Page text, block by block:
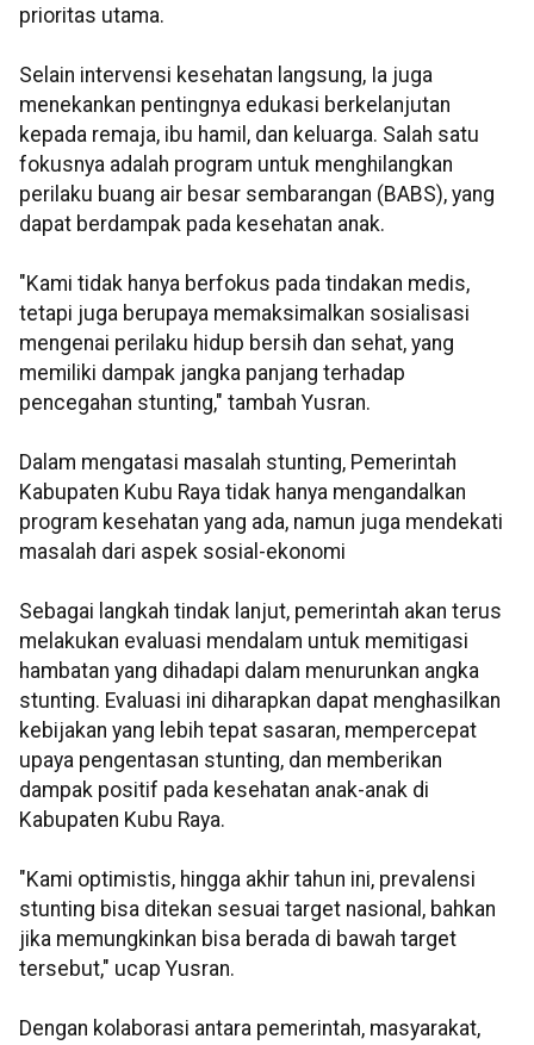
prioritas utama.
Selain intervensi kesehatan langsung, Ia juga
menekankan pentingnya edukasi berkelanjutan
kepada remaja, ibu hamil, dan keluarga. Salah satu
fokusnya adalah program untuk menghilangkan
perilaku buang air besar sembarangan (BABS), yang
dapat berdampak pada kesehatan anak.
"Kami tidak hanya berfokus pada tindakan medis,
tetapi juga berupaya memaksimalkan sosialisasi
mengenai perilaku hidup bersih dan sehat, yang
memiliki dampak jangka panjang terhadap
pencegahan stunting," tambah Yusran.
Dalam mengatasi masalah stunting, Pemerintah
Kabupaten Kubu Raya tidak hanya mengandalkan
program kesehatan yang ada, namun juga mendekati
masalah dari aspek sosial-ekonomi
Sebagai langkah tindak lanjut, pemerintah akan terus
melakukan evaluasi mendalam untuk memitigasi
hambatan yang dihadapi dalam menurunkan angka
stunting. Evaluasi ini diharapkan dapat menghasilkan
kebijakan yang lebih tepat sasaran, mempercepat
upaya pengentasan stunting, dan memberikan
dampak positif pada kesehatan anak-anak di
Kabupaten Kubu Raya.
"Kami optimistis, hingga akhir tahun ini, prevalensi
stunting bisa ditekan sesuai target nasional, bahkan
jika memungkinkan bisa berada di bawah target
tersebut," ucap Yusran.
Dengan kolaborasi antara pemerintah, masyarakat,